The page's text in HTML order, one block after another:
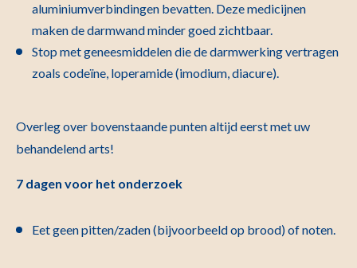
aluminiumverbindingen bevatten. Deze medicijnen
maken de darmwand minder goed zichtbaar.
Stop met geneesmiddelen die de darmwerking vertragen
zoals codeïne, loperamide (imodium, diacure).
Overleg over bovenstaande punten altijd eerst met uw
behandelend arts!
7 dagen voor het onderzoek
Eet geen pitten/zaden (bijvoorbeeld op brood) of noten.